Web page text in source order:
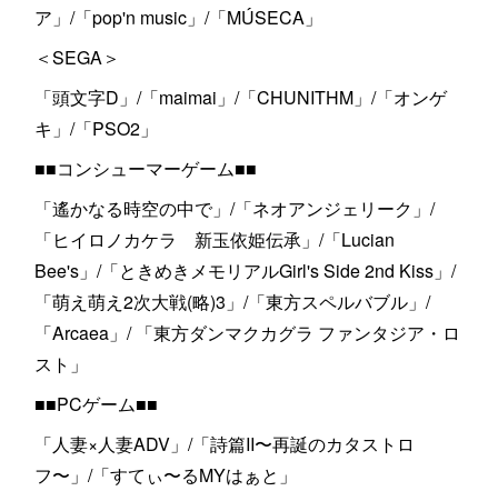
ア」/「pop'n music」/「MÚSECA」
＜SEGA＞
「頭文字D」/「maimai」/「CHUNITHM」/「オンゲ
キ」/「PSO2」
■■コンシューマーゲーム■■
「遙かなる時空の中で」/「ネオアンジェリーク」/
「ヒイロノカケラ 新玉依姫伝承」/「Lucian
Bee's」/「ときめきメモリアルGirl's Side 2nd Kiss」/
「萌え萌え2次大戦(略)3」/「東方スペルバブル」/
「Arcaea」/ 「東方ダンマクカグラ ファンタジア・ロ
スト」
■■PCゲーム■■
「人妻×人妻ADV」/「詩篇II〜再誕のカタストロ
フ〜」/「すてぃ〜るMYはぁと」